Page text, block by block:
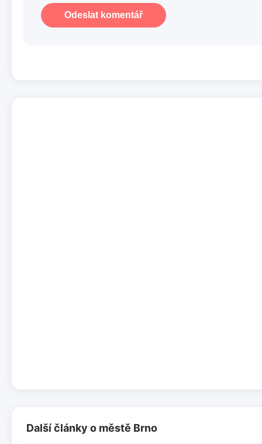
Odeslat komentář
Další články o městě Brno